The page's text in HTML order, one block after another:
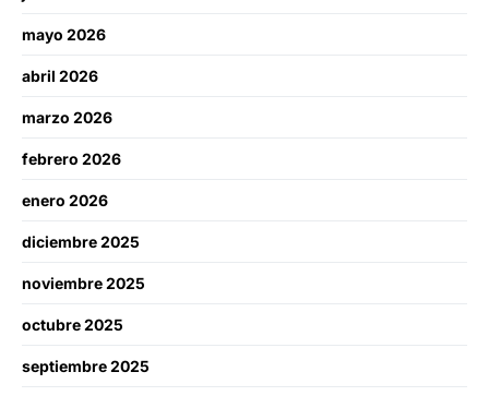
mayo 2026
abril 2026
marzo 2026
febrero 2026
enero 2026
diciembre 2025
noviembre 2025
octubre 2025
septiembre 2025